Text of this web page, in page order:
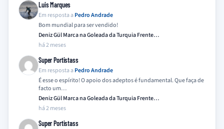
Luis Marques
Em resposta a Pedro Andrade
Bom mundial para ser vendido!
Deniz Gül Marca na Goleada da Turquia Frente…
há 2 meses
Super Portistass
Em resposta a Pedro Andrade
É esse o espírito! O apoio dos adeptos é fundamental. Que faça de
facto um…
Deniz Gül Marca na Goleada da Turquia Frente…
há 2 meses
Super Portistass